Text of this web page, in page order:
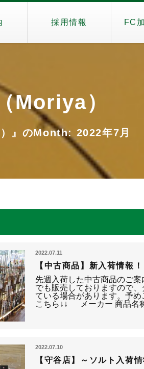
採用情報 FC
Moriya）
』のMonth: 2022年7月
2022.07.11
【中古商品】新入荷情報！
先週入荷した中古商品のご
でも販売しておりますので
ている場合があります。予
こちら↓↓ メーカー 商品名
2022.07.10
【守谷店】～ソルト入荷情